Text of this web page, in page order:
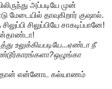
அப்படியே முன்
தாவுகிறார் குஷால்.
சிலுப்பியே சாகடிப்பானே!
உலுக்கியபடியே...ஏண்டா நீ
என்னோட கல்யாணம்